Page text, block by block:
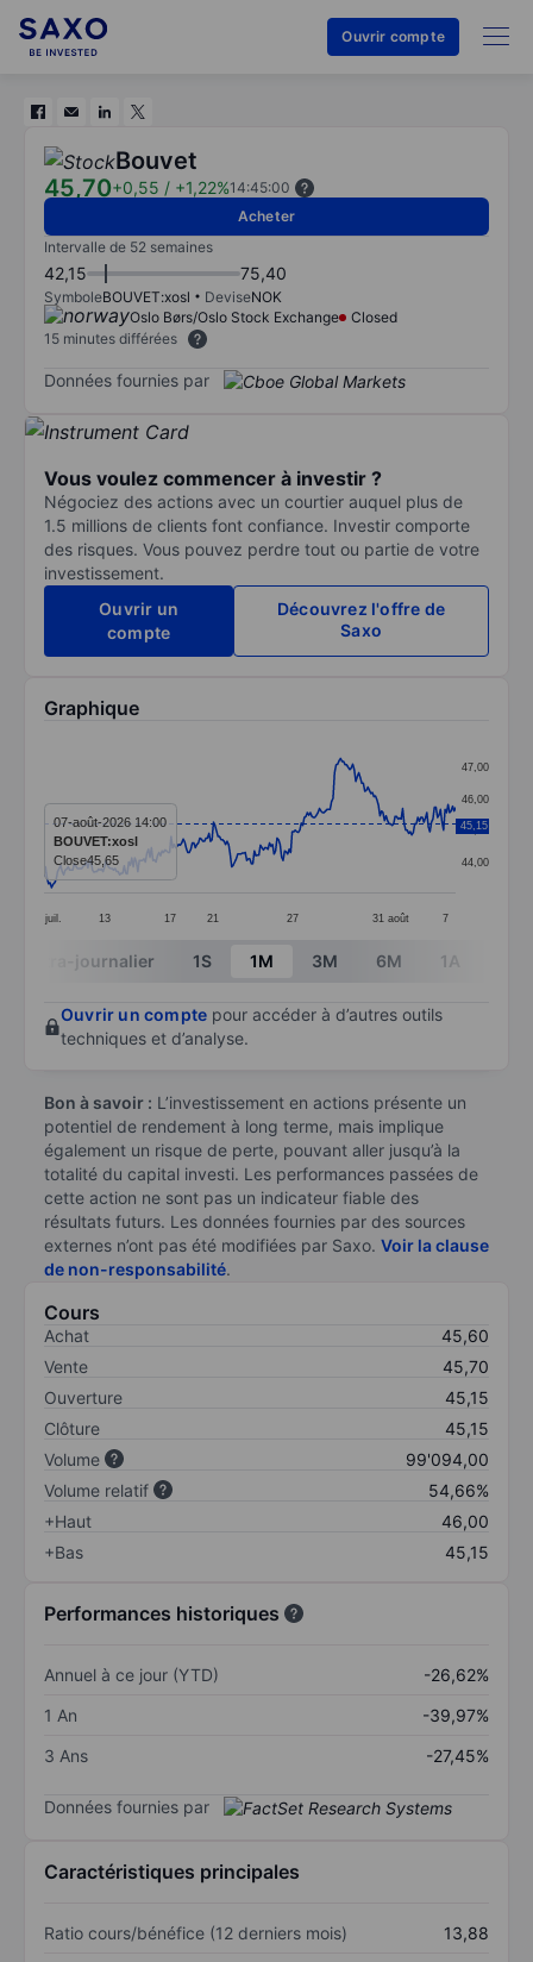
Ouvrir compte
Bouvet
45,70+0,55 / +1,22%14:45:00
Acheter
Intervalle de 52 semaines
42,15 75,40
SymboleBOUVET:xosl DeviseNOK
Oslo Børs/Oslo Stock Exchange
Closed
15 minutes différées
Données fournies par
Vous voulez commencer à investir ?
Négociez des actions avec un courtier auquel plus de
1.5 millions de clients font confiance. Investir comporte
des risques. Vous pouvez perdre tout ou partie de votre
investissement.
Ouvrir un
compte
Découvrez l'offre de
Saxo
Graphique
The chart has 1 X axis displaying categories.
The chart has 1 Y axis displaying values. Data
juil. 13 17 21 27 31 août 7
44,00
45,00
46,00
47,00
45,15
07-août-2026 14:00
BOUVET:xosl
Close45,65
End of interactive chart.
Intra-journalier 1S 1M 3M 6M 1A
Ouvrir un compte pour accéder à d’autres outils
techniques et d’analyse.
Bon à savoir : L’investissement en actions présente un
potentiel de rendement à long terme, mais implique
également un risque de perte, pouvant aller jusqu’à la
totalité du capital investi. Les performances passées de
cette action ne sont pas un indicateur fiable des
résultats futurs. Les données fournies par des sources
externes n’ont pas été modifiées par Saxo. Voir la clause
de non-responsabilité.
Cours
Achat
45,60
Vente
45,70
Ouverture
45,15
Clôture
45,15
Volume
99'094,00
Volume relatif
54,66%
+Haut
46,00
+Bas
45,15
Performances historiques
Annuel à ce jour (YTD)
-26,62%
1 An
-39,97%
3 Ans
-27,45%
Données fournies par
Caractéristiques principales
Ratio cours/bénéfice (12 derniers mois)
13,88